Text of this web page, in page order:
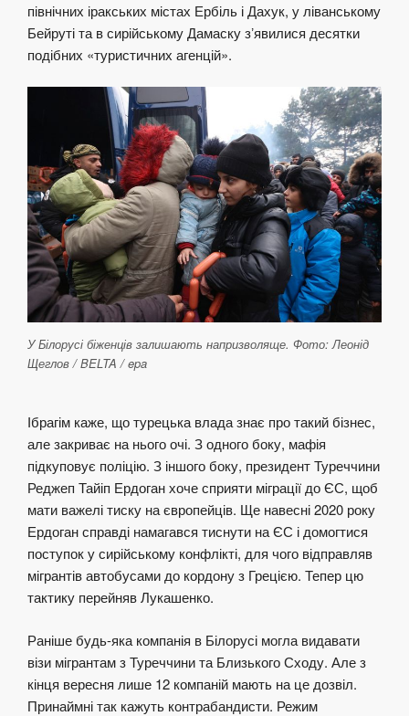
північних іракських містах Ербіль і Дахук, у ліванському
Бейруті та в сирійському Дамаску зʼявилися десятки
подібних «туристичних агенцій».
У Білорусі біженців залишають напризволяще. Фото: Леонід
Щеглов / BELTA / epa
Ібрагім каже, що турецька влада знає про такий бізнес,
але закриває на нього очі. З одного боку, мафія
підкуповує поліцію. З іншого боку, президент Туреччини
Реджеп Тайіп Ердоган хоче сприяти міграції до ЄС, щоб
мати важелі тиску на європейців. Ще навесні 2020 року
Ердоган справді намагався тиснути на ЄС і домогтися
поступок у сирійському конфлікті, для чого відправляв
мігрантів автобусами до кордону з Грецією. Тепер цю
тактику перейняв Лукашенко.
Раніше будь-яка компанія в Білорусі могла видавати
візи мігрантам з Туреччини та Близького Сходу. Але з
кінця вересня лише 12 компаній мають на це дозвіл.
Принаймні так кажуть контрабандисти. Режим